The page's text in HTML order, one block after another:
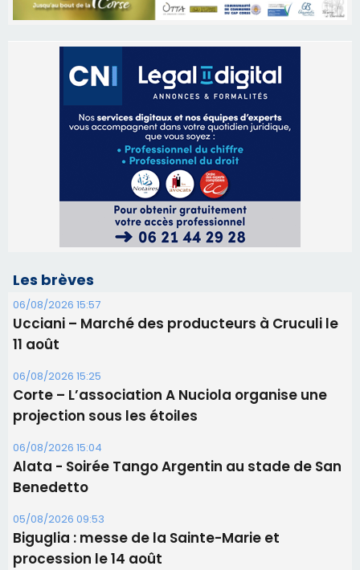
Les brèves
06/08/2026 15:57
Ucciani – Marché des producteurs à Cruculi le
11 août
06/08/2026 15:25
Corte – L’association A Nuciola organise une
projection sous les étoiles
06/08/2026 15:04
Alata - Soirée Tango Argentin au stade de San
Benedetto
05/08/2026 09:53
Biguglia : messe de la Sainte-Marie et
procession le 14 août